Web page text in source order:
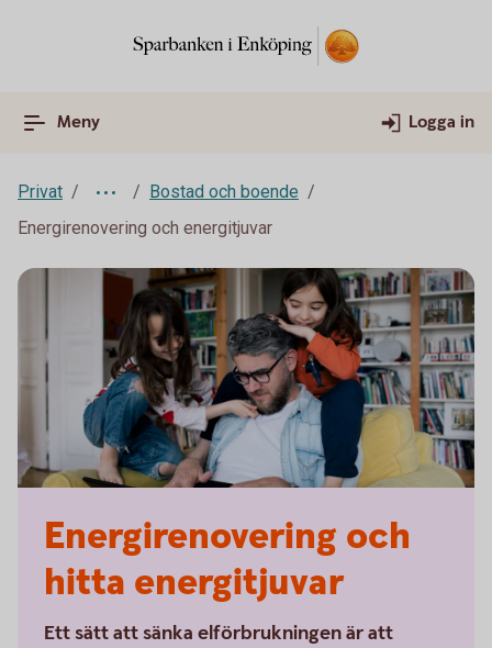
Meny Logga in
Privat
Bostad och boende
Energirenovering och energitjuvar
Energirenovering och
hitta energitjuvar
Ett sätt att sänka elförbrukningen är att